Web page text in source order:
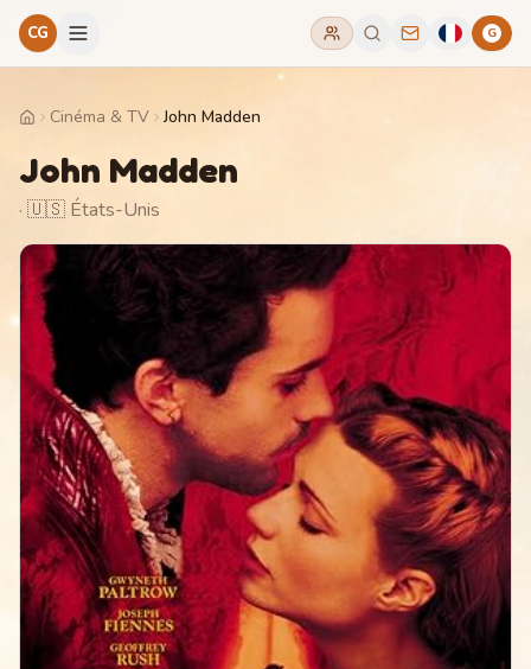
CG G
HomeCinéma & TV John Madden
John Madden
· 🇺🇸 États-Unis